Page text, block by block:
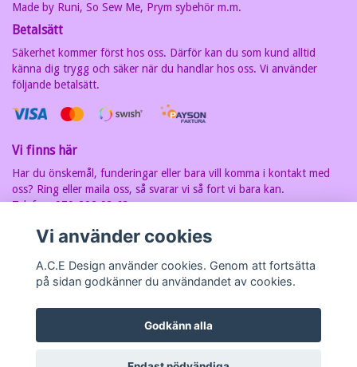
Made by Runi, So Sew Me, Prym sybehör m.m.
Betalsätt
Säkerhet kommer först hos oss. Därför kan du som kund alltid
känna dig trygg och säker när du handlar hos oss. Vi använder
följande betalsätt.
Vi finns här
Har du önskemål, funderingar eller bara vill komma i kontakt med
oss? Ring eller maila oss, så svarar vi så fort vi bara kan.
Telefon: 070-202 93 63
7607030280
Vi använder cookies
A.C.E Design använder cookies. Genom att fortsätta
på sidan godkänner du användandet av cookies.
Godkänn alla